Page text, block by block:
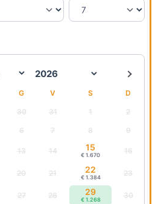
G V S D
30 31 1 2
6 7 8 9
13 14 15
€ 1.670 16
20 21 22
€ 1.384 23
27 28 29
€ 1.268 30